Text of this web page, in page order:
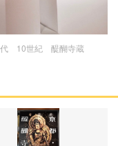
代 10世紀 醍醐寺蔵